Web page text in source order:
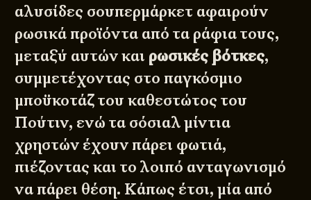
αλυσίδες σουπερμάρκετ αφαιρούν
ρωσικά προϊόντα από τα ράφια τους,
μεταξύ αυτών και ρωσικές βότκες,
συμμετέχοντας στο παγκόσμιο
μποϋκοτάζ του καθεστώτος του
Πούτιν, ενώ τα σόσιαλ μίντια
χρηστών έχουν πάρει φωτιά,
πιέζοντας και το λοιπό ανταγωνισμό
να πάρει θέση. Κάπως έτσι, μία από